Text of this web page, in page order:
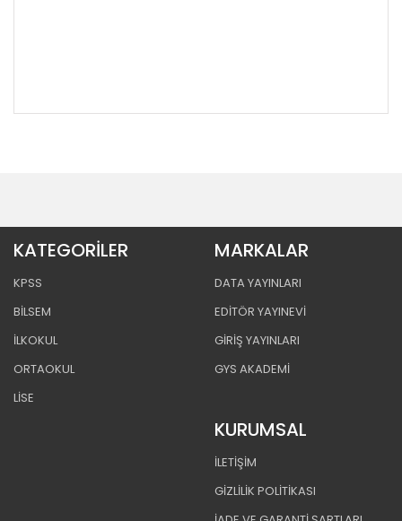
KATEGORİLER
KPSS
BİLSEM
İLKOKUL
ORTAOKUL
LİSE
MARKALAR
DATA YAYINLARI
EDİTÖR YAYINEVİ
GİRİŞ YAYINLARI
GYS AKADEMİ
KURUMSAL
İLETİŞİM
GİZLİLİK POLİTİKASI